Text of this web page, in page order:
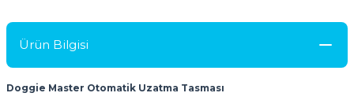
Ürün Bilgisi
Doggie Master Otomatik Uzatma Tasması